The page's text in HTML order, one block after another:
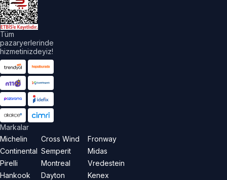
Tüm
pazaryerlerinde
hizmetinizdeyiz!
Markalar
Michelin
Continental
Pirelli
Hankook
Cross Wind
Semperit
Montreal
Dayton
Fronway
Midas
Vredestein
Kenex